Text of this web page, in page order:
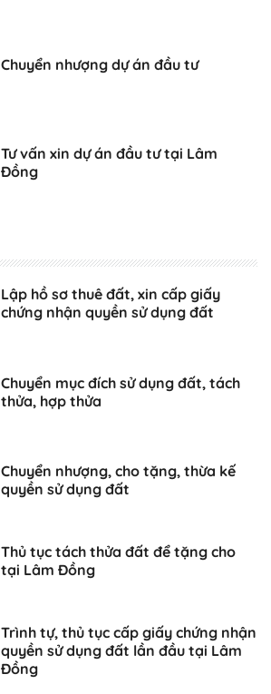
Chuyển nhượng dự án đầu tư
Tư vấn xin dự án đầu tư tại Lâm
Đồng
Lập hồ sơ thuê đất, xin cấp giấy
chứng nhận quyền sử dụng đất
Chuyển mục đích sử dụng đất, tách
thửa, hợp thửa
Chuyển nhượng, cho tặng, thừa kế
quyền sử dụng đất
Thủ tục tách thửa đất để tặng cho
tại Lâm Đồng
Trình tự, thủ tục cấp giấy chứng nhận
quyền sử dụng đất lần đầu tại Lâm
Đồng